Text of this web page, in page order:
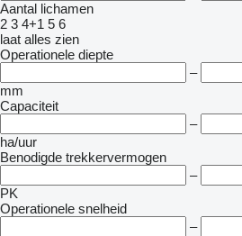
Aantal lichamen
2 3 4+1 5 6
laat alles zien
Operationele diepte
–
mm
Capaciteit
–
ha/uur
Benodigde trekkervermogen
–
PK
Operationele snelheid
–